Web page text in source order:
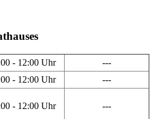
- 12:00 Uhr
---
- 12:00 Uhr ---
- 12:00 Uhr ---